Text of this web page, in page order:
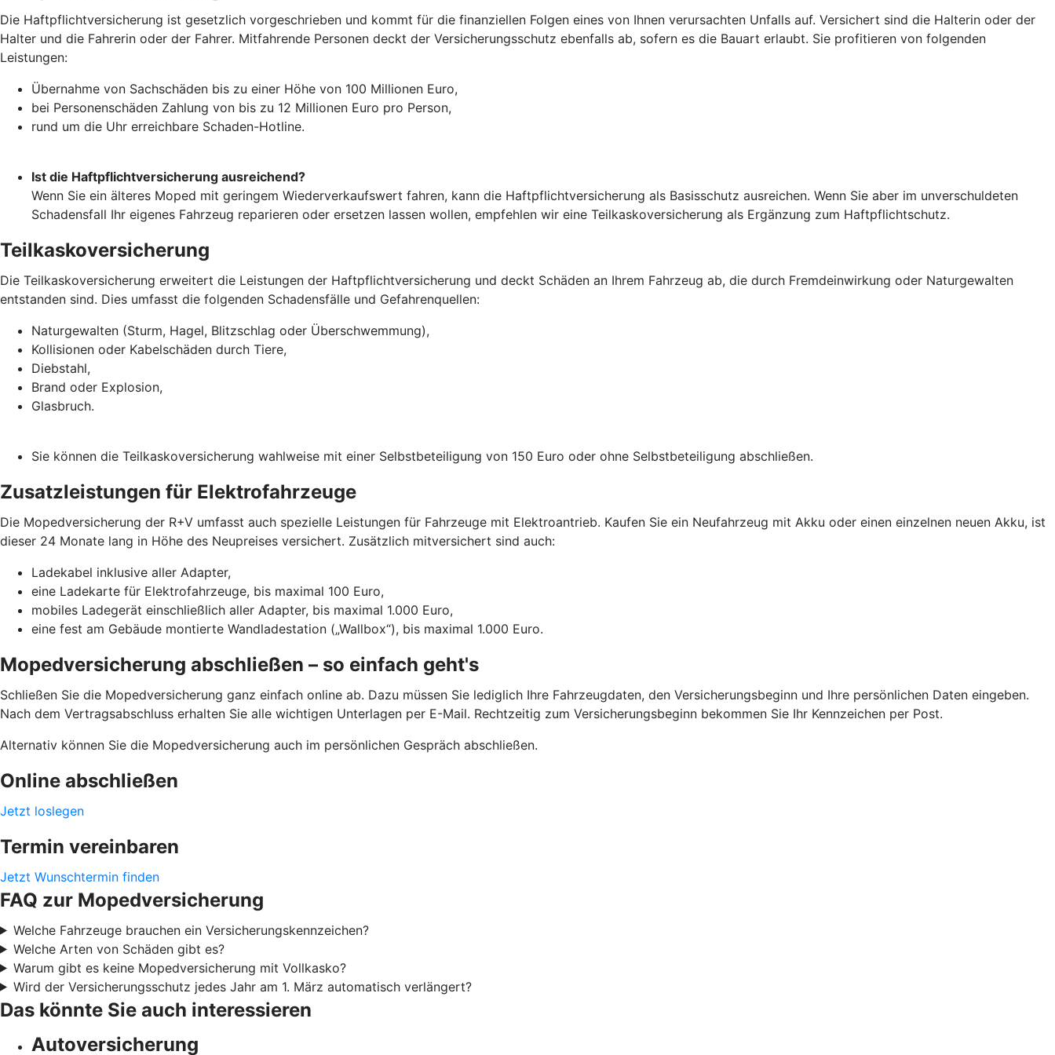
Die Haftpflichtversicherung ist gesetzlich vorgeschrieben und kommt für die finanziellen Folgen eines von Ihnen verursachten Unfalls auf. Versichert sind die Halterin oder der
Halter und die Fahrerin oder der Fahrer. Mitfahrende Personen deckt der Versicherungsschutz ebenfalls ab, sofern es die Bauart erlaubt. Sie profitieren von folgenden
Leistungen:
Übernahme von Sachschäden bis zu einer Höhe von 100 Millionen Euro,
bei Personenschäden Zahlung von bis zu 12 Millionen Euro pro Person,
rund um die Uhr erreichbare Schaden-Hotline.
Ist die Haftpflichtversicherung ausreichend?
Wenn Sie ein älteres Moped mit geringem Wiederverkaufswert fahren, kann die Haftpflichtversicherung als Basisschutz ausreichen. Wenn Sie aber im unverschuldeten
Schadensfall Ihr eigenes Fahrzeug reparieren oder ersetzen lassen wollen, empfehlen wir eine Teilkaskoversicherung als Ergänzung zum Haftpflichtschutz.
Teilkaskoversicherung
Die Teilkaskoversicherung erweitert die Leistungen der Haftpflichtversicherung und deckt Schäden an Ihrem Fahrzeug ab, die durch Fremdeinwirkung oder Naturgewalten
entstanden sind. Dies umfasst die folgenden Schadensfälle und Gefahrenquellen:
Naturgewalten (Sturm, Hagel, Blitzschlag oder Überschwemmung),
Kollisionen oder Kabelschäden durch Tiere,
Diebstahl,
Brand oder Explosion,
Glasbruch.
Sie können die Teilkaskoversicherung wahlweise mit einer Selbstbeteiligung von 150 Euro oder ohne Selbstbeteiligung abschließen.
Zusatzleistungen für Elektrofahrzeuge
Die Mopedversicherung der R+V umfasst auch spezielle Leistungen für Fahrzeuge mit Elektroantrieb. Kaufen Sie ein Neufahrzeug mit Akku oder einen einzelnen neuen Akku, ist
dieser 24 Monate lang in Höhe des Neupreises versichert. Zusätzlich mitversichert sind auch:
Ladekabel inklusive aller Adapter,
eine Ladekarte für Elektrofahrzeuge, bis maximal 100 Euro,
mobiles Ladegerät einschließlich aller Adapter, bis maximal 1.000 Euro,
eine fest am Gebäude montierte Wandladestation („Wallbox“), bis maximal 1.000 Euro.
Mopedversicherung abschließen – so einfach geht's
Schließen Sie die Mopedversicherung ganz einfach online ab. Dazu müssen Sie lediglich Ihre Fahrzeugdaten, den Versicherungsbeginn und Ihre persönlichen Daten eingeben.
Nach dem Vertragsabschluss erhalten Sie alle wichtigen Unterlagen per E-Mail. Rechtzeitig zum Versicherungsbeginn bekommen Sie Ihr Kennzeichen per Post.
Alternativ können Sie die Mopedversicherung auch im persönlichen Gespräch abschließen.
Online abschließen
Jetzt loslegen
Termin vereinbaren
Jetzt Wunschtermin finden
FAQ zur Mopedversicherung
Welche Fahrzeuge brauchen ein Versicherungskennzeichen?
Welche Arten von Schäden gibt es?
Warum gibt es keine Mopedversicherung mit Vollkasko?
Wird der Versicherungsschutz jedes Jahr am 1. März automatisch verlängert?
Das könnte Sie auch interessieren
Autoversicherung